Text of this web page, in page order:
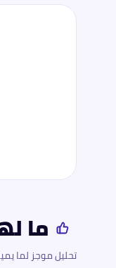
ما
تحليل موجز لما